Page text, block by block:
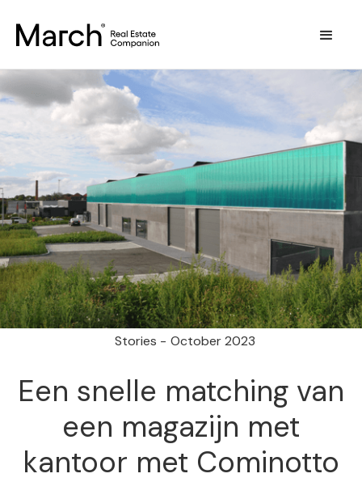
Stories - October 2023
Een snelle matching van
een magazijn met
kantoor met Cominotto